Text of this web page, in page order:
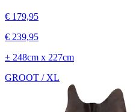
€ 179,95
€ 239,95
± 248cm x 227cm
GROOT / XL